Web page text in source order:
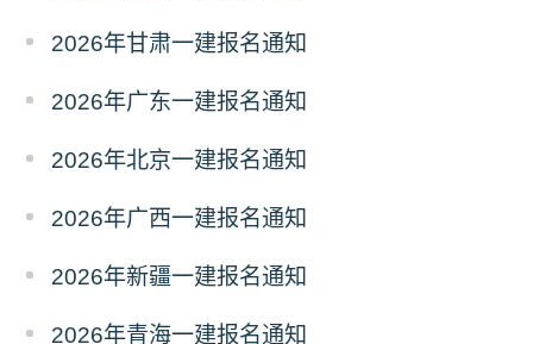
2026年甘肃一建报名通知
2026年广东一建报名通知
2026年北京一建报名通知
2026年广西一建报名通知
2026年新疆一建报名通知
2026年青海一建报名通知